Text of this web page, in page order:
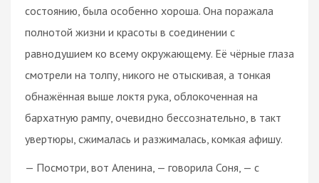
состоянию, была особенно хороша. Она поражала
полнотой жизни и красоты в соединении с
равнодушием ко всему окружающему. Её чёрные глаза
смотрели на толпу, никого не отыскивая, а тонкая
обнажённая выше локтя рука, облокоченная на
бархатную рампу, очевидно бессознательно, в такт
увертюры, сжималась и разжималась, комкая афишу.
— Посмотри, вот Аленина, — говорила Соня, — с